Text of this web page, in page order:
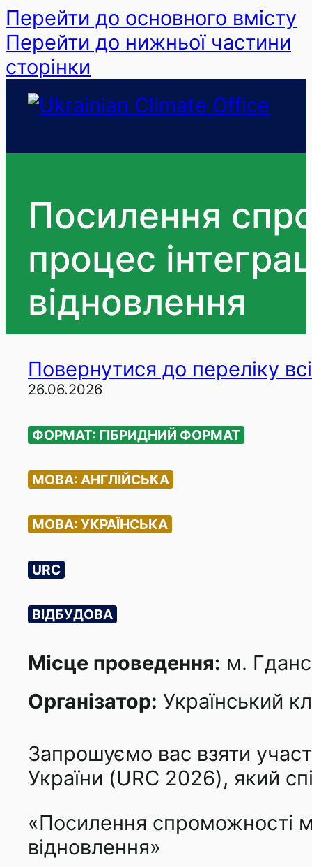
Перейти до основного вмісту
Перейти до нижньої частини
сторінки
Посилення
процес
відновлення
Повернутися до переліку
26.06.2026
ФОРМАТ: ГІБРИДНИЙ ФОРМАТ
МОВА: АНГЛІЙСЬКА
МОВА: УКРАЇНСЬКА
URC
ВІДБУДОВА
Місце проведення: м.
Організатор: Український
Запрошуємо вас взяти
України (URC 2026), який
«Посилення спроможності
відновлення»